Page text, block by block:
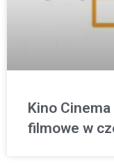
Kino
filmowe w